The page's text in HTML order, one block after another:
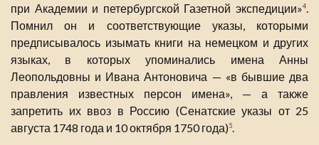
при Академии и петербургской Газетной экспедиции»4
Помнил он и соответствующие указы, которыми
предписывалось изымать книги на немецком и других
языках, в которых упоминались имена Анны
Леопольдовны и Ивана Антоновича — «в бывшие два
правления известных персон имена», — а также
запретить их ввоз в Россию (Сенатские указы от 25
августа 1748 года и 10 октября 1750 года)5